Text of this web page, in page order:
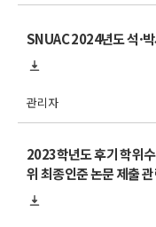
SNUAC 2024년도 석·
관리자
2023학년도 후기 학위
위 최종인준 논문 제출